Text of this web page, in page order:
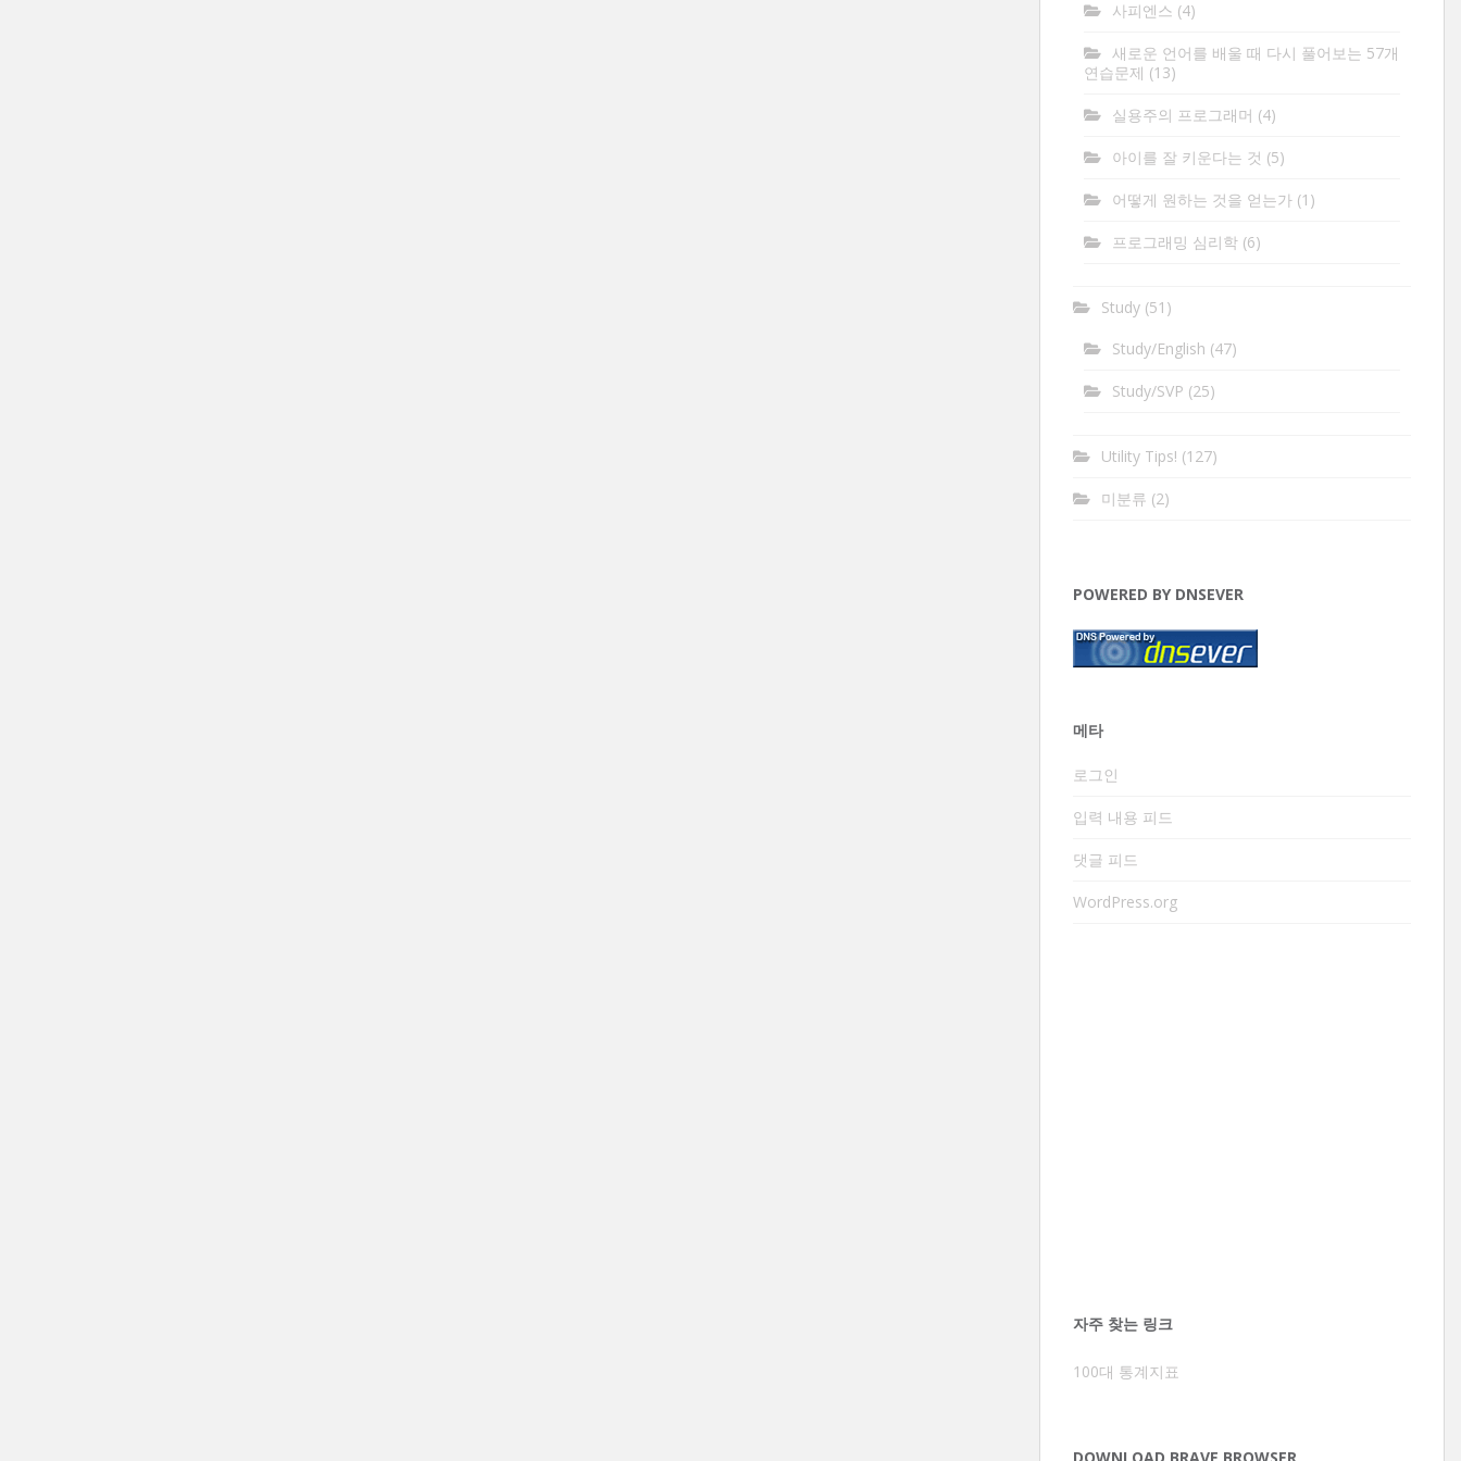
사피엔스 (4)
새로운 언어를 배울 때 다시 풀어보는 57개
연습문제 (13)
실용주의 프로그래머 (4)
아이를 잘 키운다는 것 (5)
어떻게 원하는 것을 얻는가(1)
프로그래밍 심리학(6)
Study(51)
Study/English (47)
Study/SVP (25)
Utility Tips! (127)
미분류 (2)
POWERED BY DNSEVER
메타
로그인
입력 내용 피드
댓글 피드
WordPress.org
자주 찾는 링크
100대 통계지표